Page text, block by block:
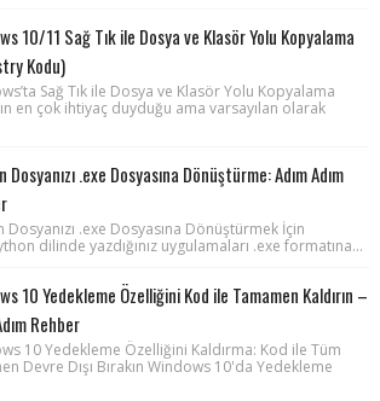
10/11 Sağ Tık ile Dosya ve Klasör Yolu Kopyalama
Kodu)
Sağ Tık ile Dosya ve Klasör Yolu Kopyalama
en çok ihtiyaç duyduğu ama varsayılan olarak
Dosyanızı .exe Dosyasına Dönüştürme: Adım Adım
Dosyanızı .exe Dosyasına Dönüştürmek İçin
dilinde yazdığınız uygulamaları .exe formatına...
10 Yedekleme Özelliğini Kod ile Tamamen Kaldırın –
Rehber
10 Yedekleme Özelliğini Kaldırma: Kod ile Tüm
Devre Dışı Bırakın Windows 10'da Yedekleme